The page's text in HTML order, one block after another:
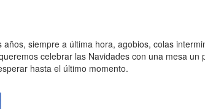
años, siempre a última hora, agobios, colas
celebrar las Navidades con una mesa
hasta el último momento.